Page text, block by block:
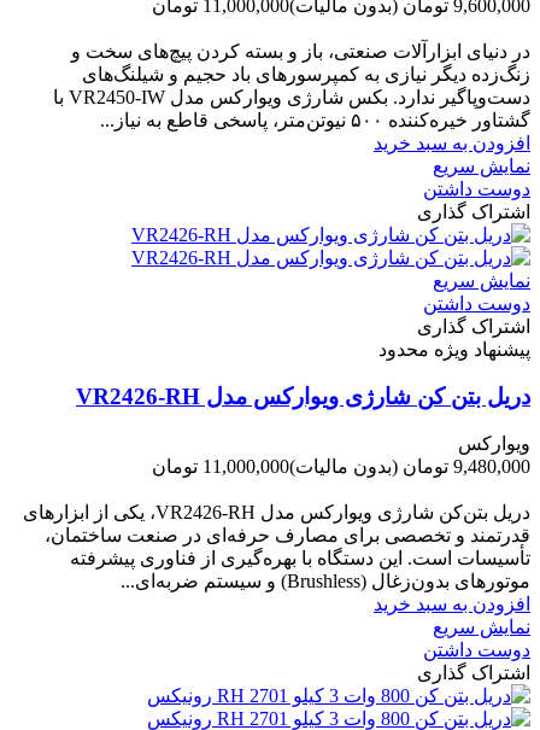
9,600,000 تومان (بدون مالیات)11,000,000 تومان
در دنیای ابزارآلات صنعتی، باز و بسته کردن پیچ‌های سخت و
زنگ‌زده دیگر نیازی به کمپرسورهای باد حجیم و شیلنگ‌های
دست‌وپاگیر ندارد. بکس شارژی ویوارکس مدل VR2450-IW با
گشتاور خیره‌کننده ۵۰۰ نیوتن‌متر، پاسخی قاطع به نیاز...
افزودن به سبد خرید
نمایش سریع
دوست داشتن
اشتراک گذاری
نمایش سریع
دوست داشتن
اشتراک گذاری
پیشنهاد ویژه محدود
دریل بتن کن شارژی ویوارکس مدل VR2426-RH
ویوارکس
9,480,000 تومان
(بدون مالیات)11,000,000 تومان
دریل بتن‌کن شارژی ویوارکس مدل VR2426‑RH، یکی از ابزارهای
قدرتمند و تخصصی برای مصارف حرفه‌ای در صنعت ساختمان،
تأسیسات است. این دستگاه با بهره‌گیری از فناوری پیشرفته
موتورهای بدون‌زغال (Brushless) و سیستم ضربه‌ای...
افزودن به سبد خرید
نمایش سریع
دوست داشتن
اشتراک گذاری